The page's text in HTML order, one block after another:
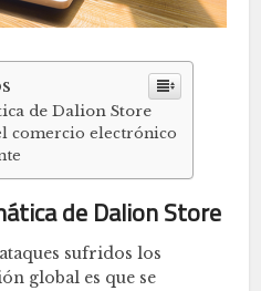
de Dalion Store
comercio electrónico
de Dalion Store
sufridos los
global es que se